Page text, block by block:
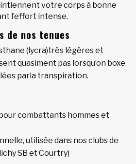
votre corps à bonne
l’effort intense.
de nos tenues
(lycra)très légères et
quasiment pas lorsqu’on boxe
parla transpiration.
combattants hommes et
utilisée dans nos clubs de
SB et Courtry)